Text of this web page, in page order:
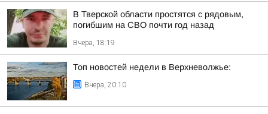
В Тверской области простятся с рядовым,
погибшим на СВО почти год назад
Вчера, 18:19
Топ новостей недели в Верхневолжье:
Вчера, 20:10